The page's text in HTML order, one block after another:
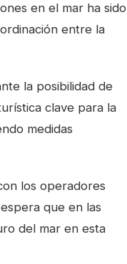
en el mar ha sido
entre la
la posibilidad de
clave para la
medidas
los operadores
que en las
del mar en esta